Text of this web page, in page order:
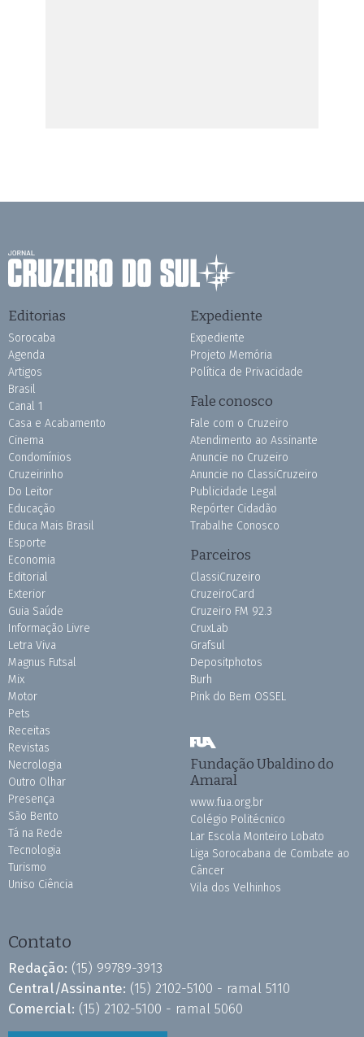
Editorias
Sorocaba
Agenda
Artigos
Brasil
Canal 1
Casa e Acabamento
Cinema
Condomínios
Cruzeirinho
Do Leitor
Educação
Educa Mais Brasil
Esporte
Economia
Editorial
Exterior
Guia Saúde
Informação Livre
Letra Viva
Magnus Futsal
Mix
Motor
Pets
Receitas
Revistas
Necrologia
Outro Olhar
Presença
São Bento
Tá na Rede
Tecnologia
Turismo
Uniso Ciência
Expediente
Expediente
Projeto Memória
Política de Privacidade
Fale conosco
Fale com o Cruzeiro
Atendimento ao Assinante
Anuncie no Cruzeiro
Anuncie no ClassiCruzeiro
Publicidade Legal
Repórter Cidadão
Trabalhe Conosco
Parceiros
ClassiCruzeiro
CruzeiroCard
Cruzeiro FM 92.3
CruxLab
Grafsul
Depositphotos
Burh
Pink do Bem OSSEL
Fundação Ubaldino do
Amaral
www.fua.org.br
Colégio Politécnico
Lar Escola Monteiro Lobato
Liga Sorocabana de Combate ao
Câncer
Vila dos Velhinhos
Contato
Redação: (15) 99789-3913
Central/Assinante: (15) 2102-5100 - ramal 5110
Comercial: (15) 2102-5100 - ramal 5060